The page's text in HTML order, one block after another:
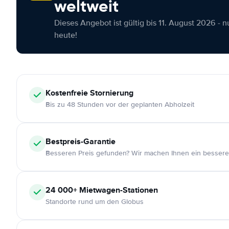
weltweit
Dieses Angebot ist gültig bis 11. August 2026 -
heute!
KostenfreieStornierung
Bis zu 48 Stunden vor der geplanten Abholzeit
Bestpreis-Garantie
Besseren Preis gefunden? Wir machen Ihnen ein
24 000+ Mietwagen-Stationen
Standorte rund um den Globus